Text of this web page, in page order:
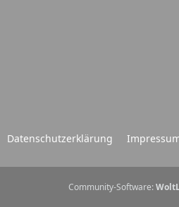
Datenschutzerklärung
Community-Software: